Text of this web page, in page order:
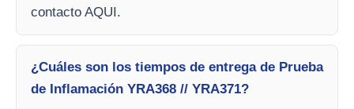
contacto AQUI.
¿Cuáles son los tiempos de entrega de Prueba
de Inflamación YRA368 // YRA371?